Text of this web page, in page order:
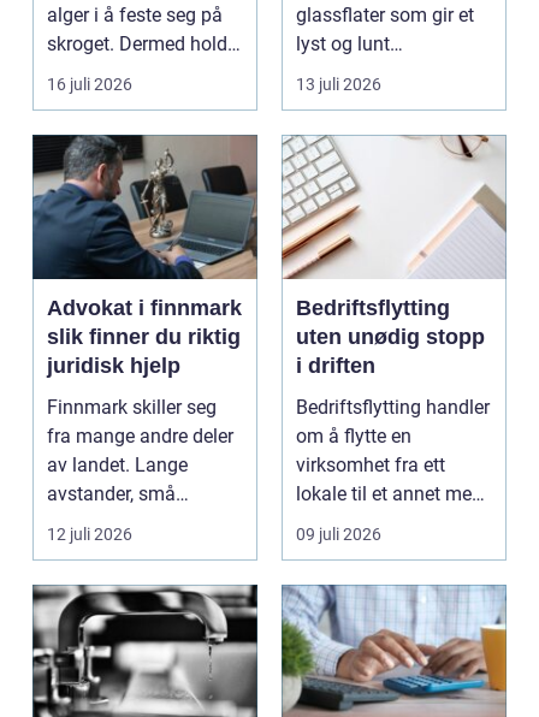
alger i å feste seg på
skroget. Dermed holder
båten bedre far...
16 juli 2026
glassflater som gir et
lyst og lunt
oppholdsrom nær
hagen, ogs...
13 juli 2026
Advokat i finnmark
slik finner du riktig
juridisk hjelp
Finnmark skiller seg
fra mange andre deler
av landet. Lange
avstander, små
lokalsamfunn, sterk
tilkn...
12 juli 2026
Bedriftsflytting
uten unødig stopp
i driften
Bedriftsflytting handler
om å flytte en
virksomhet fra ett
lokale til et annet med
minst mulig...
09 juli 2026